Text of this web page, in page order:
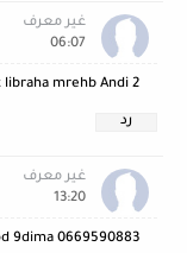
غير معرف
06:07
libraha mrehb Andi 2
رد
غير معرف
13:20
9dima 0669590883